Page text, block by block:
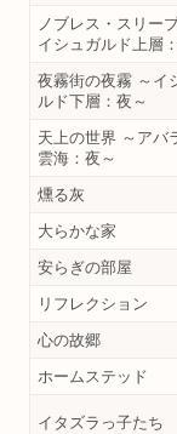
ノブレス・スリー
イシュガルド上層
夜霧街の夜霧 ～イ
ルド下層：夜～
天上の世界 ～アバ
雲海：夜～
燻る灰
大らかな家
安らぎの部屋
リフレクション
心の故郷
ホームステッド
イタズラっ子たち